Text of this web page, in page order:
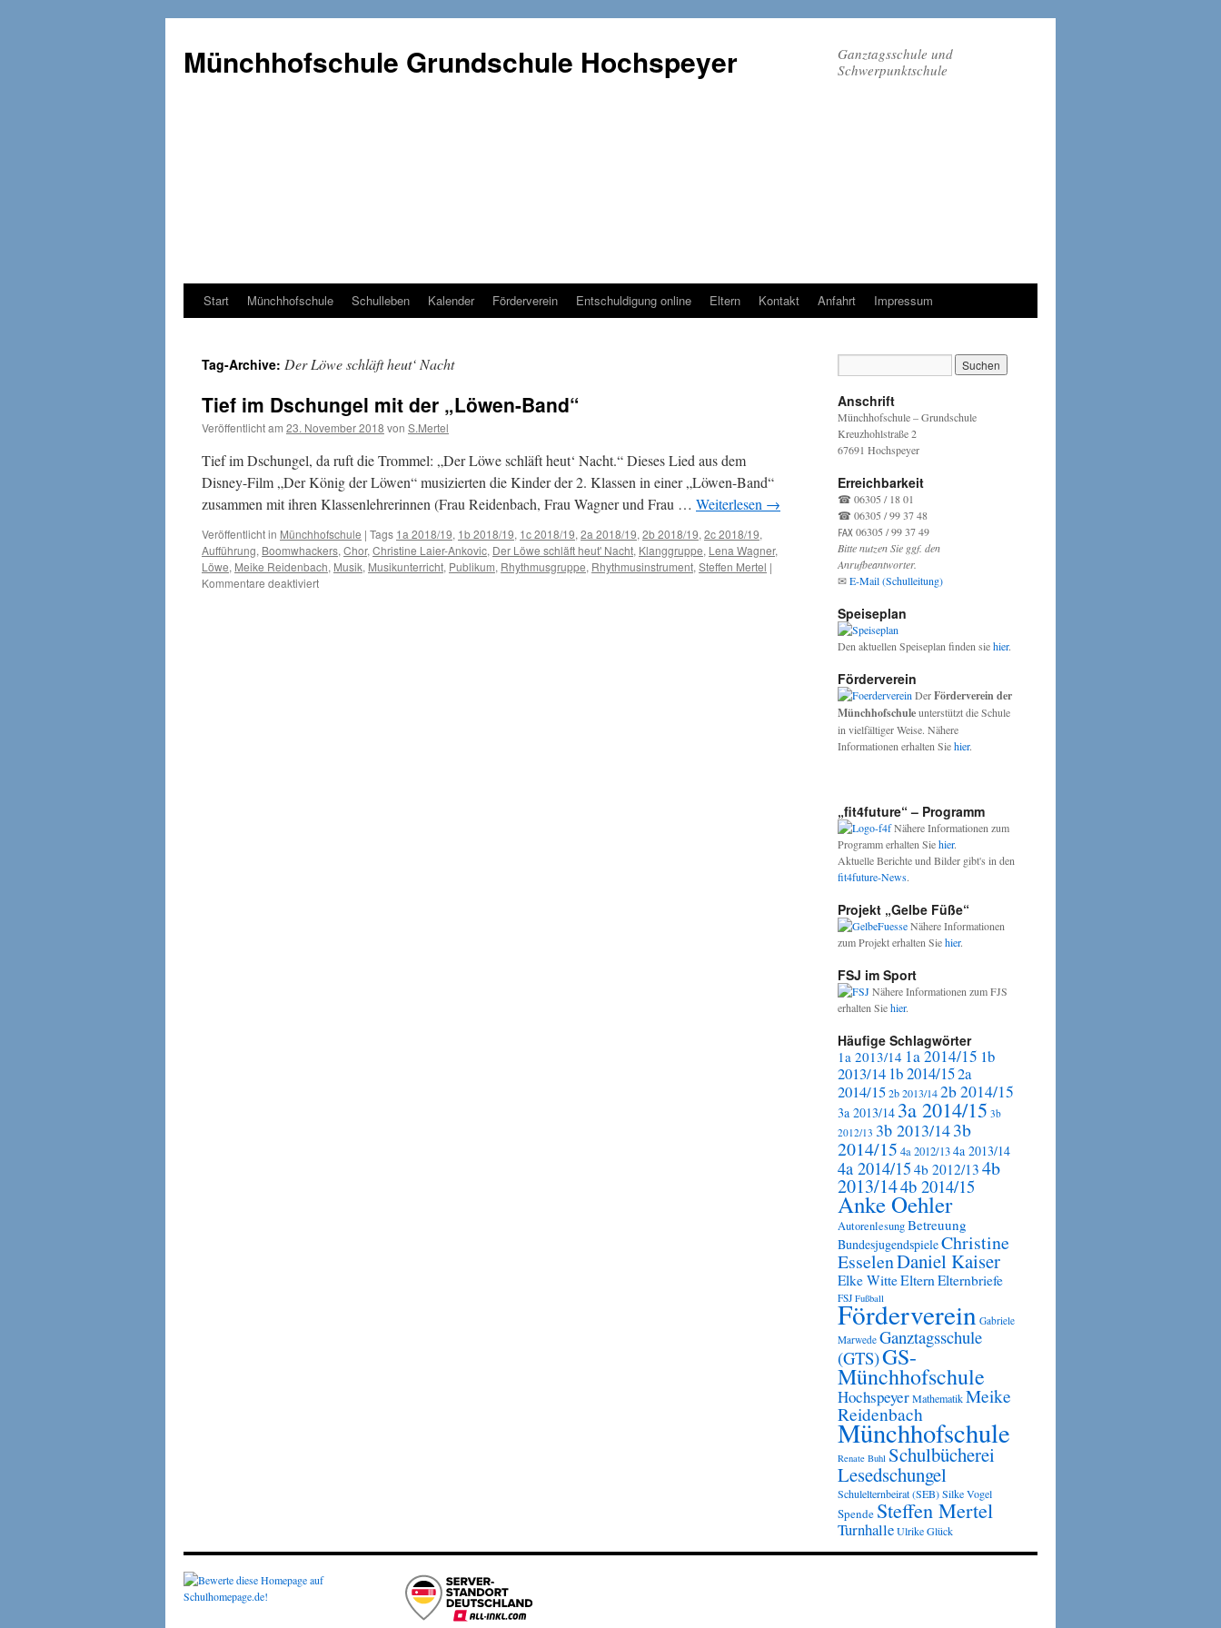
Münchhofschule Grundschule Hochspeyer
Ganztagsschule und
Schwerpunktschule
Weiter
Content
Start Münchhofschule Schulleben Kalender Förderverein Entschuldigung online Eltern Kontakt Anfahrt Impressum
Tag-Archive: Der Löwe schläft heut‘ Nacht
Tief im Dschungel mit der „Löwen-Band“
Veröffentlicht am 23. November 2018 von S.Mertel
Tief im Dschungel, da ruft die Trommel: „Der Löwe schläft heut‘ Nacht.“ Dieses Lied aus dem
Disney-Film „Der König der Löwen“ musizierten die Kinder der 2. Klassen in einer „Löwen-Band“
zusammen mit ihren Klassenlehrerinnen (Frau Reidenbach, Frau Wagner und Frau … Weiterlesen →
Veröffentlicht in Münchhofschule | Tags 1a 2018/19, 1b 2018/19, 1c 2018/19, 2a 2018/19, 2b 2018/19, 2c 2018/19,
Aufführung, Boomwhackers, Chor, Christine Laier-Ankovic, Der Löwe schläft heut' Nacht, Klanggruppe, Lena Wagner,
Löwe, Meike Reidenbach, Musik, Musikunterricht, Publikum, Rhythmusgruppe, Rhythmusinstrument, Steffen Mertel |
Kommentare deaktiviertfür
Anschrift
Münchhofschule – Grundschule
Kreuzhohlstraße 2
67691 Hochspeyer
Erreichbarkeit
☎ 06305 / 18 01
☎ 06305 / 99 37 48
℻ 06305 / 99 37 49
Bitte nutzen Sie ggf. den
Anrufbeantworter.
✉E-Mail (Schulleitung)
Speiseplan
Den aktuellen Speiseplan finden siehier.
Förderverein
DerFörderverein der
Münchhofschuleunterstützt die Schule
in vielfältiger Weise. Nähere
Informationen erhalten Siehier.
„fit4future“ – Programm
Nähere Informationen zum
Programm erhalten Siehier.
Aktuelle Berichte und Bilder gibt's in den
fit4future-News.
Projekt „Gelbe Füße“
Nähere Informationen
zum Projekt erhalten Siehier.
FSJ im Sport
Nähere Informationen zum FJS
erhalten Siehier.
Häufige Schlagwörter
1a 2013/14 1a 2014/15 1b
2013/14 1b 2014/152a
2014/152b 2013/142b 2014/15
3a 2013/14 3a 2014/15 3b
2012/13 3b 2013/143b
2014/15 4a 2012/134a 2013/14
4a 2014/15 4b 2012/13 4b
2013/144b 2014/15
Anke Oehler
AutorenlesungBetreuung
BundesjugendspieleChristine
EsselenDaniel Kaiser
Elke WitteEltern Elternbriefe
FSJ Fußball
Förderverein Gabriele
Marwede Ganztagsschule
(GTS)GS-
Münchhofschule
HochspeyerMathematikMeike
Reidenbach
Münchhofschule
Renate Buhl Schulbücherei
Lesedschungel
Schulelternbeirat (SEB)Silke Vogel
Spende Steffen Mertel
TurnhalleUlrike Glück